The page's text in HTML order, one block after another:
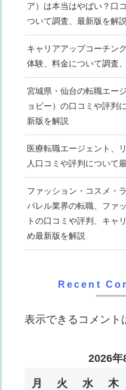
ア）は本当はやばい？口
ついて調査、最新版を解説
キャリアアップコーチン
体験、料金について調査
宮城県・仙台の転職エー
ョビー）の口コミや評判
新版を解説
医療転職エージェント、
人口コミや評判について
ファッション・コスメ・
パレル業界の転職、ファ
トの口コミや評判、キャ
め最新版を解説
Recent
表示できるコメント
2026年
月 火 水 木